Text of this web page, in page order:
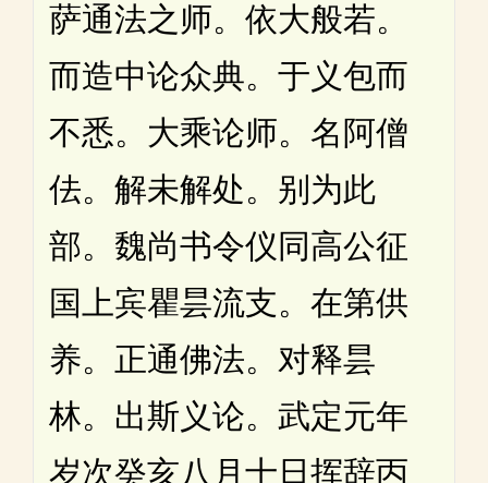
萨通法之师。依大般若。
而造中论众典。于义包而
不悉。大乘论师。名阿僧
佉。解未解处。别为此
部。魏尚书令仪同高公征
国上宾瞿昙流支。在第供
养。正通佛法。对释昙
林。出斯义论。武定元年
岁次癸亥八月十日挥辞丙